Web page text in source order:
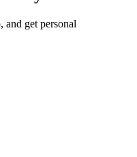
and get personal